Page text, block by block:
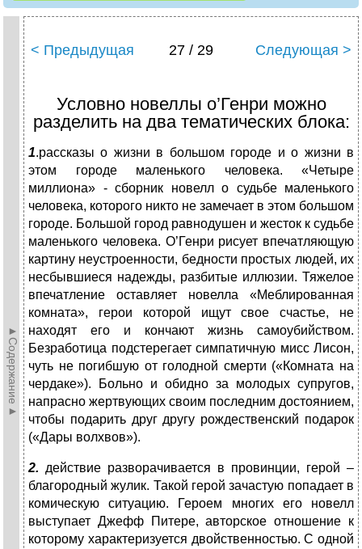
►Содержание►
< Предыдущая 27 / 29 Следующая >
Условно новеллы о’Генри можно
разделить на два тематических блока:
1.рассказы о жизни в большом городе и о жизни в
этом городе маленького человека. «Четыре
миллиона» - сборник новелл о судьбе маленького
человека, которого никто не замечает в этом большом
городе. Большой город равнодушен и жесток к судьбе
маленького человека. О’Генри рисует впечатляющую
картину неустроенности, бедности простых людей, их
несбывшиеся надежды, разбитые иллюзии. Тяжелое
впечатление оставляет новелла «Меблированная
комната», герои которой ищут свое счастье, не
находят его и кончают жизнь самоубийством.
Безработица подстерегает симпатичную мисс Лисон,
чуть не погибшую от голодной смерти («Комната на
чердаке»). Больно и обидно за молодых супругов,
напрасно жертвующих своим последним достоянием,
чтобы подарить друг другу рождественский подарок
(«Дары волхвов»).
2. действие разворачивается в провинции, герой –
благородный жулик. Такой герой зачастую попадает в
комическую ситуацию. Героем многих его новелл
выступает Джефф Питере, авторское отношение к
которому характеризуется двойственностью. С одной